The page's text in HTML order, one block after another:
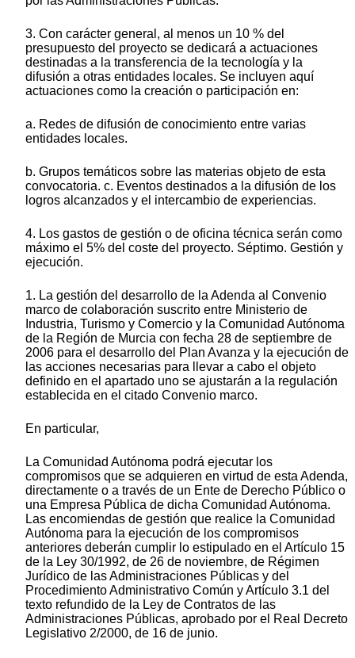
3. Con carácter general, al menos un 10 % del
presupuesto del proyecto se dedicará a actuaciones
destinadas a la transferencia de la tecnología y la
difusión a otras entidades locales. Se incluyen aquí
actuaciones como la creación o participación en:
a. Redes de difusión de conocimiento entre varias
entidades locales.
b. Grupos temáticos sobre las materias objeto de esta
convocatoria. c. Eventos destinados a la difusión de los
logros alcanzados y el intercambio de experiencias.
4. Los gastos de gestión o de oficina técnica serán como
máximo el 5% del coste del proyecto. Séptimo. Gestión y
ejecución.
1. La gestión del desarrollo de la Adenda al Convenio
marco de colaboración suscrito entre Ministerio de
Industria, Turismo y Comercio y la Comunidad Autónoma
de la Región de Murcia con fecha 28 de septiembre de
2006 para el desarrollo del Plan Avanza y la ejecución de
las acciones necesarias para llevar a cabo el objeto
definido en el apartado uno se ajustarán a la regulación
establecida en el citado Convenio marco.
En particular,
La Comunidad Autónoma podrá ejecutar los
compromisos que se adquieren en virtud de esta Adenda,
directamente o a través de un Ente de Derecho Público o
una Empresa Pública de dicha Comunidad Autónoma.
Las encomiendas de gestión que realice la Comunidad
Autónoma para la ejecución de los compromisos
anteriores deberán cumplir lo estipulado en el Artículo 15
de la Ley 30/1992, de 26 de noviembre, de Régimen
Jurídico de las Administraciones Públicas y del
Procedimiento Administrativo Común y Artículo 3.1 del
texto refundido de la Ley de Contratos de las
Administraciones Públicas, aprobado por el Real Decreto
Legislativo 2/2000, de 16 de junio.